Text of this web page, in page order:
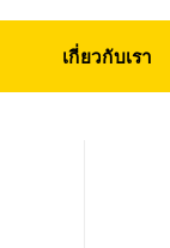
เกี่ยวกับเรา